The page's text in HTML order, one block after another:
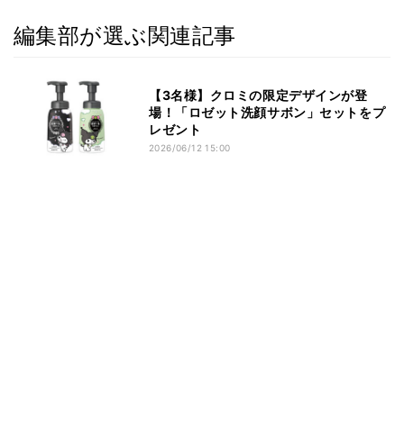
編集部が選ぶ関連記事
【3名様】クロミの限定デザインが登
場！「ロゼット洗顔サボン」セットをプ
レゼント
2026/06/12 15:00